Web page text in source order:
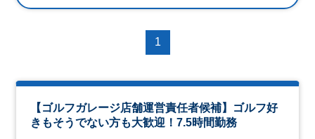
1
【ゴルフガレージ店舗運営責任者候補】ゴルフ好
きもそうでない方も大歓迎！7.5時間勤務